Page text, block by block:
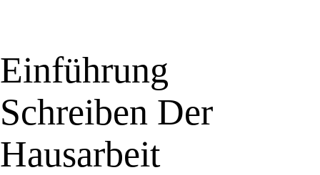
Einführung
Schreiben Der
Hausarbeit